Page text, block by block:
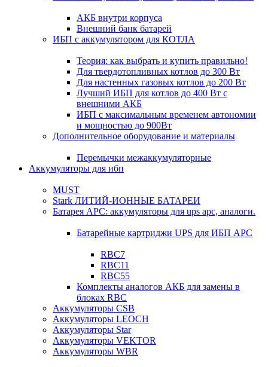
АКБ внутри корпуса
Внешний банк батарей
ИБП с аккумулятором для КОТЛА
Теория: как выбрать и купить правильно!
Для твердотопливных котлов до 300 Вт
Для настенных газовых котлов до 200 Вт
Лучший ИБП для котлов до 400 Вт с
внешними АКБ
ИБП с максимальным временем автономии
и мощностью до 900Вт
Дополнительное оборудование и материалы
Перемычки межаккумуляторные
Аккумуляторы для ибп
MUST
Stark ЛИТИЙ-ИОННЫЕ БАТАРЕИ
Батарея APC: аккумуляторы для ups apc, аналоги.
Батарейные картриджи UPS для ИБП APC
RBC7
RBC11
RBC55
Комплекты аналогов АКБ для замены в
блоках RBC
Аккумуляторы CSB
Аккумуляторы LEOCH
Аккумуляторы Star
Аккумуляторы VEKTOR
Аккумуляторы WBR